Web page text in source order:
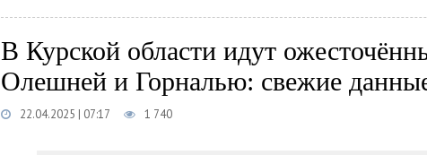
В Курской области идут
Олешней и Горналью: свежие
22.04.2025 | 07:17 1 740